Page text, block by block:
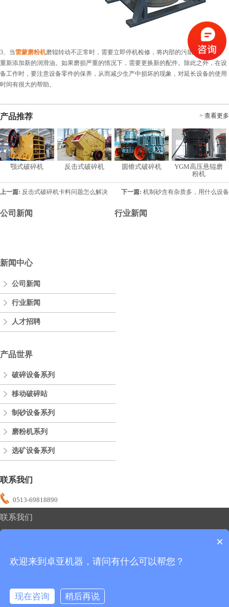
3、当雷蒙磨粉机磨辊转动不正常时，需要立即停机检修，将内部的污垢清理干净，
重新添加新的润滑油。如果磨损严重的情况下，需要更换新的配件。除此之外，在设
备工作时，要注意设备零件的保养，从而减少生产中损坏的现象，对延长设备的使用
时间有很大的帮助。
产品推荐 > 查看更多
颚式破碎机 反击式破碎机 圆锥式破碎机
YGM高压悬辊磨
粉机
上一篇: 反击式破碎机卡料问题怎么解决 下一篇: 机制砂含有杂质多，用什么设备
公司新闻 行业新闻
新闻中心
公司新闻
行业新闻
人才招聘
产品世界
破碎设备系列
移动破碎站
制砂设备系列
磨粉机系列
选矿设备系列
联系我们
0513-69818890
联系我们
0513-69818890
版权所有：卓亚机器
备案号：苏ICP备2020051483号-1
×
欢迎来到卓亚机器，请问有什么可以帮您？
现在咨询
稍后再说